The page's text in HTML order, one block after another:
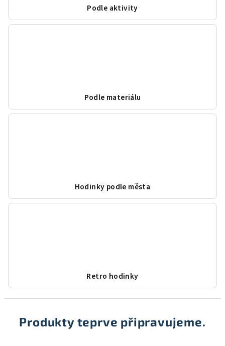
Podle aktivity
Podle materiálu
Hodinky podle města
Retro hodinky
Produkty teprve připravujeme.